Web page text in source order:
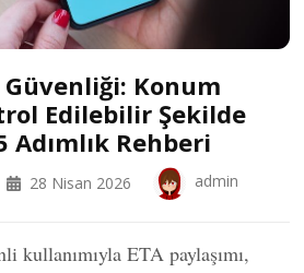
Güvenliği: Konum
Edilebilir Şekilde
Adımlık Rehberi
28 Nisan 2026 admin
kullanımıyla ETA paylaşımı,